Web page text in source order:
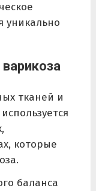
уникально
тканей и
которые
баланса